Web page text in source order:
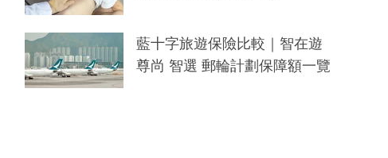
藍十字旅遊保險比較｜智在遊
尊尚 智選 郵輪計劃保障額一覽